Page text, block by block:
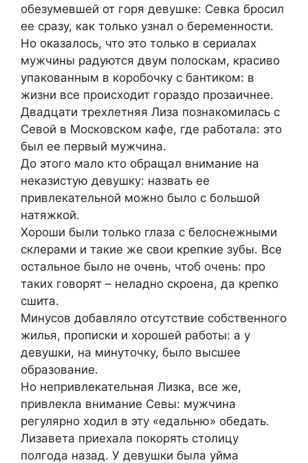
обезумевшей от горя девушке: Севка бросил
ее сразу, как только узнал о беременности.
Но оказалось, что это только в сериалах
мужчины радуются двум полоскам, красиво
упакованным в коробочку с бантиком: в
жизни все происходит гораздо прозаичнее.
Двадцати трехлетняя Лиза познакомилась с
Севой в Московском кафе, где работала: это
был ее первый мужчина.
До этого мало кто обращал внимание на
неказистую девушку: назвать ее
привлекательной можно было с большой
натяжкой.
Хороши были только глаза с белоснежными
склерами и такие же свои крепкие зубы. Все
остальное было не очень, чтоб очень: про
таких говорят – неладно скроена, да крепко
сшита.
Минусов добавляло отсутствие собственного
жилья, прописки и хорошей работы: а у
девушки, на минуточку, было высшее
образование.
Но непривлекательная Лизка, все же,
привлекла внимание Севы: мужчина
регулярно ходил в эту «едальню» обедать.
Лизавета приехала покорять столицу
полгода назад. У девушки была уйма